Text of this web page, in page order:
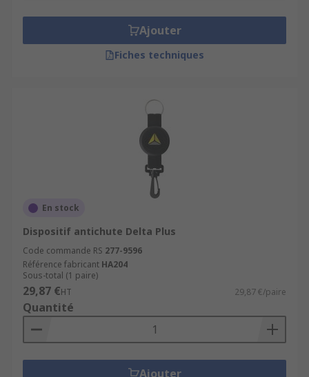
Ajouter
Fiches techniques
En stock
Dispositif antichute Delta Plus
Code commande RS 277-9596
Référence fabricant HA204
Sous-total (1 paire)
29,87 €HT 29,87 €/paire
Quantité
Ajouter